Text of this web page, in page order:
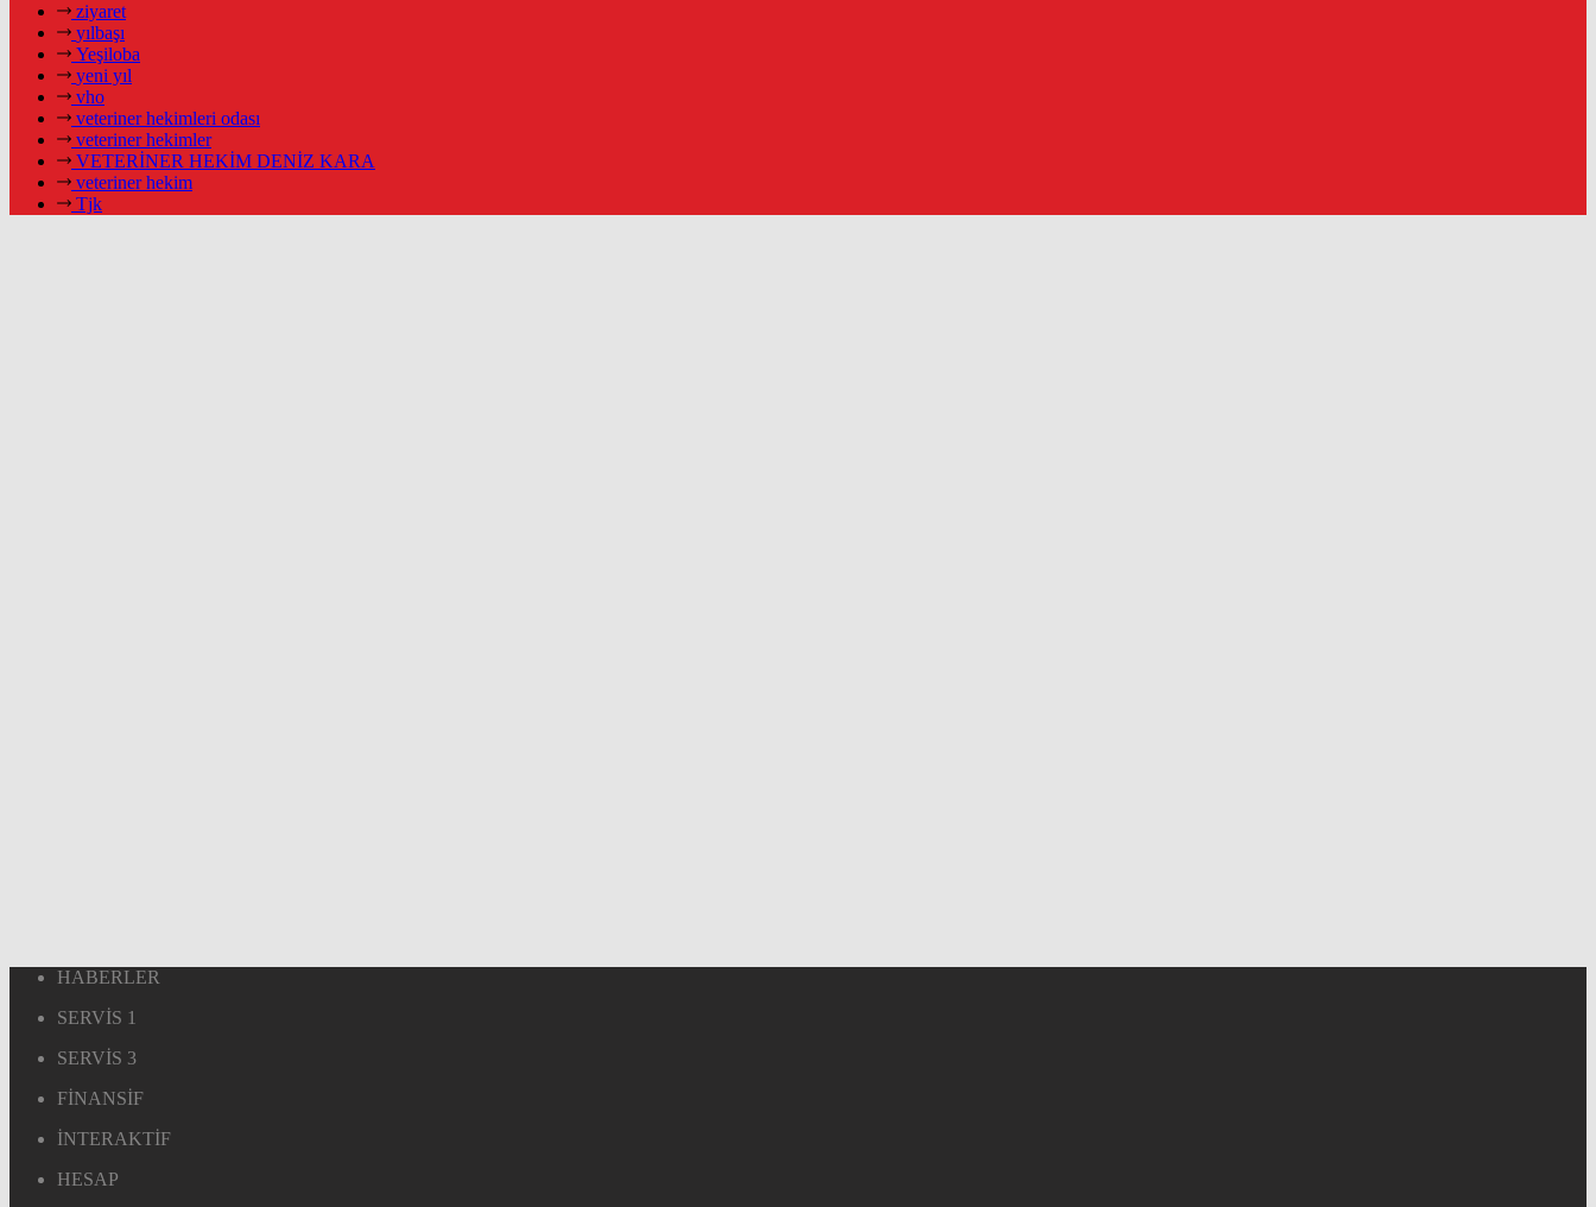
ziyaret
yılbaşı
Yeşiloba
yeni yıl
vho
veteriner hekimleri odası
veteriner hekimler
VETERİNER HEKİM DENİZ KARA
veteriner hekim
Tjk
HABERLER
SERVİS 1
SERVİS 3
FİNANSİF
İNTERAKTİF
HESAP